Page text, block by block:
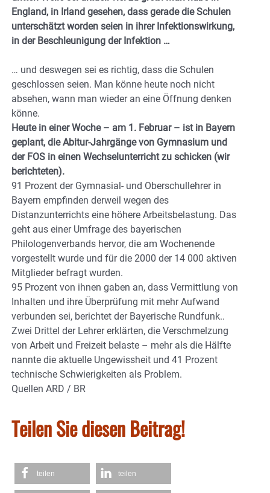
England, in Irland gesehen, dass gerade die Schulen
unterschätzt worden seien in ihrer Infektionswirkung,
in der Beschleunigung der Infektion …
… und deswegen sei es richtig, dass die Schulen
geschlossen seien. Man könne heute noch nicht
absehen, wann man wieder an eine Öffnung denken
könne.
Heute in einer Woche – am 1. Februar – ist in Bayern
geplant, die Abitur-Jahrgänge von Gymnasium und
der FOS in einen Wechselunterricht zu schicken (wir
berichteten).
91 Prozent der Gymnasial- und Oberschullehrer in
Bayern empfinden derweil wegen des
Distanzunterrichts eine höhere Arbeitsbelastung. Das
geht aus einer Umfrage des bayerischen
Philologenverbands hervor, die am Wochenende
vorgestellt wurde und für die 2000 der 14 000 aktiven
Mitglieder befragt wurden.
95 Prozent von ihnen gaben an, dass Vermittlung von
Inhalten und ihre Überprüfung mit mehr Aufwand
verbunden sei, berichtet der Bayerische Rundfunk..
Zwei Drittel der Lehrer erklärten, die Verschmelzung
von Arbeit und Freizeit belaste – mehr als die Hälfte
nannte die aktuelle Ungewissheit und 41 Prozent
technische Schwierigkeiten als Problem.
Quellen ARD / BR
Teilen Sie diesen Beitrag!
teilen teilen